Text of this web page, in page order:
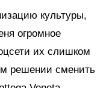
культуры,
огромное
их слишком
решении сменить